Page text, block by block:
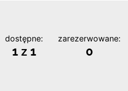
dostępne:
1 z 1
zarezerwowane:
0